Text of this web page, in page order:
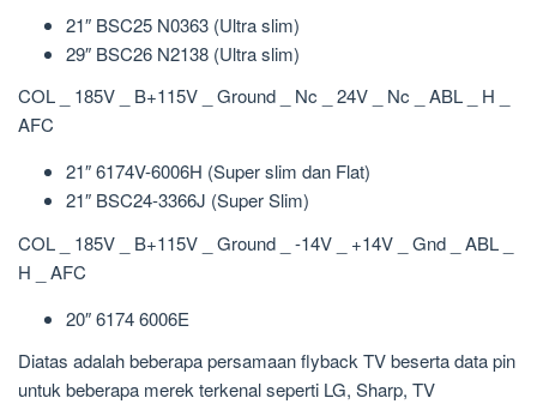
21″ BSC25 N0363 (Ultra slim)
29″ BSC26 N2138 (Ultra slim)
COL _ 185V _ B+115V _ Ground _ Nc _ 24V _ Nc _ ABL _ H _
AFC
21″ 6174V-6006H (Super slim dan Flat)
21″ BSC24-3366J (Super Slim)
COL _ 185V _ B+115V _ Ground _ -14V _ +14V _ Gnd _ ABL _
H _ AFC
20″ 6174 6006E
Diatas adalah beberapa persamaan flyback TV beserta data pin
untuk beberapa merek terkenal seperti LG, Sharp, TV